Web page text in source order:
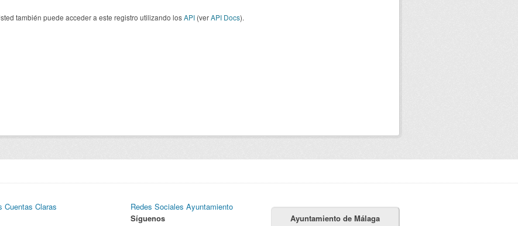
también puede acceder a este registro utilizando losAPI (verAPI Docs).
Cuentas Claras
Redes Sociales Ayuntamiento
Síguenos
Ayuntamiento de Málaga